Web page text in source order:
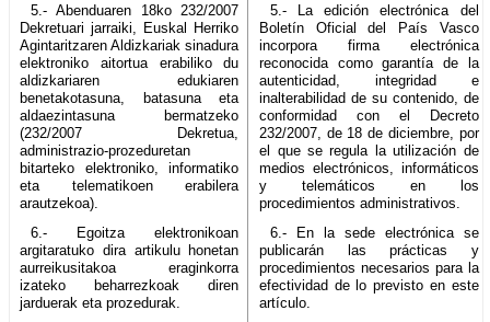
5.- Abenduaren 18ko 232/2007
Dekretuari jarraiki, Euskal Herriko
Agintaritzaren Aldizkariak sinadura
elektroniko aitortua erabiliko du
aldizkariaren edukiaren
benetakotasuna, batasuna eta
aldaezintasuna bermatzeko
(232/2007 Dekretua,
administrazio-prozeduretan
bitarteko elektroniko, informatiko
eta telematikoen erabilera
arautzekoa).
5.- La edición electrónica del
Boletín Oficial del País Vasco
incorpora firma electrónica
reconocida como garantía de la
autenticidad, integridad e
inalterabilidad de su contenido, de
conformidad con el Decreto
232/2007, de 18 de diciembre, por
el que se regula la utilización de
medios electrónicos, informáticos
y telemáticos en los
procedimientos administrativos.
6.- Egoitza elektronikoan
argitaratuko dira artikulu honetan
aurreikusitakoa eraginkorra
izateko beharrezkoak diren
jarduerak eta prozedurak.
6.- En la sede electrónica se
publicarán las prácticas y
procedimientos necesarios para la
efectividad de lo previsto en este
artículo.